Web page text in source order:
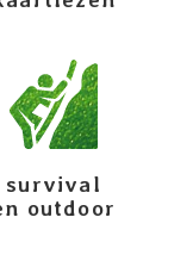
survival
outdoor